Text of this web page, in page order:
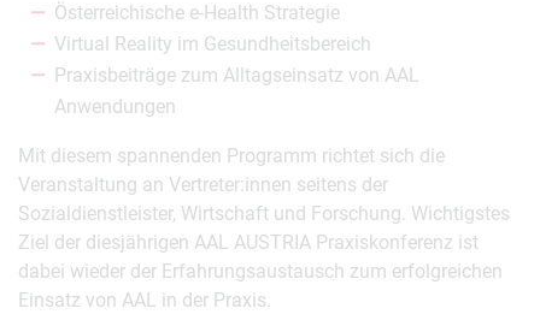
Österreichische e-Health Strategie
Virtual Reality im Gesundheitsbereich
Praxisbeiträge zum Alltagseinsatz von AAL
Anwendungen
Mit diesem spannenden Programm richtet sich die
Veranstaltung an Vertreter:innen seitens der
Sozialdienstleister, Wirtschaft und Forschung. Wichtigstes
Ziel der diesjährigen AAL AUSTRIA Praxiskonferenz ist
dabei wieder der Erfahrungsaustausch zum erfolgreichen
Einsatz von AAL in der Praxis.